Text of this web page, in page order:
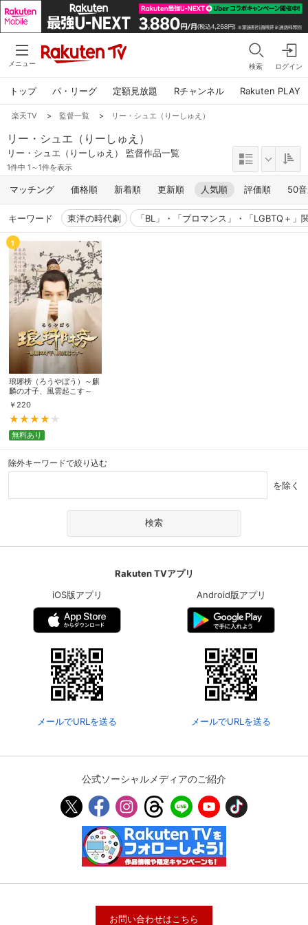
メニュー 検索 ログイン
トップ パ・リーグ 定額見放題 Rチャンネル Rakuten PLAY
楽天TV > 監督一覧 > リー・シュエ（りーしゅえ）
リー・シュエ（りーしゅえ）
リー・シュエ（りーしゅえ） 監督作品一覧
1件中 1～1件を表示
マッチング 価格順 新着順 更新順 人気順 評価順 50
キーワード 東洋の時代劇 「BL」・「ブロマンス」・「LGBTQ＋」
1
琅琊榜（ろうやぼう）～麒
麟の才子、風雲起こす～
￥ 220
無料あり
除外キーワードで絞り込む
を除く
Rakuten TVアプリ
iOS版アプリ
メールでURLを送る
Android版アプリ
メールでURLを送る
公式ソーシャルメディアのご紹介
お問い合わせはこちら